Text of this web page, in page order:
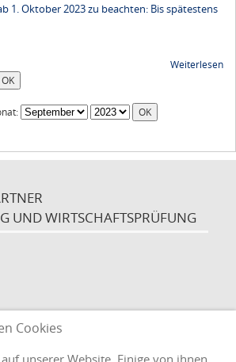
1. Oktober 2023 zu beachten: Bis spätestens
Weiterlesen
UND WIRTSCHAFTSPRÜFUNG
Cookies